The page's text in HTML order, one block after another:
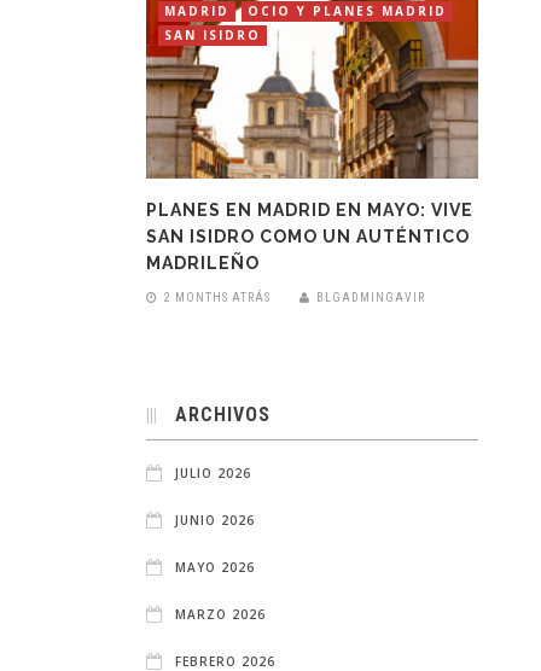
MADRID
OCIO Y PLANES MADRID
SAN ISIDRO
PLANES EN MADRID EN MAYO: VIVE
SAN ISIDRO COMO UN AUTÉNTICO
MADRILEÑO
2 MONTHS ATRÁS BLGADMINGAVIR
ARCHIVOS
JULIO 2026
JUNIO 2026
MAYO 2026
MARZO 2026
FEBRERO 2026